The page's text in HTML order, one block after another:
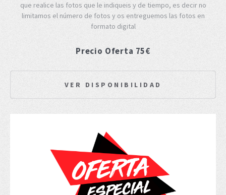
que realice las fotos que le indiqueis y de tiempo, es decir no
limitamos el número de fotos y os entreguemos las fotos en
formato digital
Precio Oferta 75€
VER DISPONIBILIDAD